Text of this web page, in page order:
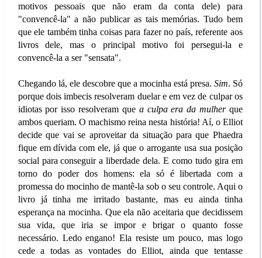
motivos pessoais que não eram da conta dele) para
"convencê-la" a não publicar as tais memórias. Tudo bem
que ele também tinha coisas para fazer no país, referente aos
livros dele, mas o principal motivo foi persegui-la e
convencê-la a ser "sensata".
Chegando lá, ele descobre que a mocinha está presa. Sim. Só
porque dois imbecis resolveram duelar e em vez de culpar os
idiotas por isso resolveram que a culpa era da mulherque
ambos queriam. O machismo reina nesta história! Aí, o Elliot
decide que vai se aproveitar da situação para que Phaedra
fique em dívida com ele, já que o arrogante usa sua posição
social para conseguir a liberdade dela. E como tudo gira em
torno do poder dos homens: ela só é libertada com a
promessa do mocinho de mantê-la sob o seu controle. Aqui o
livro já tinha me irritado bastante, mas eu ainda tinha
esperança na mocinha. Que ela não aceitaria que decidissem
sua vida, que iria se impor e brigar o quanto fosse
necessário. Ledo engano! Ela resiste um pouco, mas logo
cede a todas as vontades do Elliot, ainda que tentasse